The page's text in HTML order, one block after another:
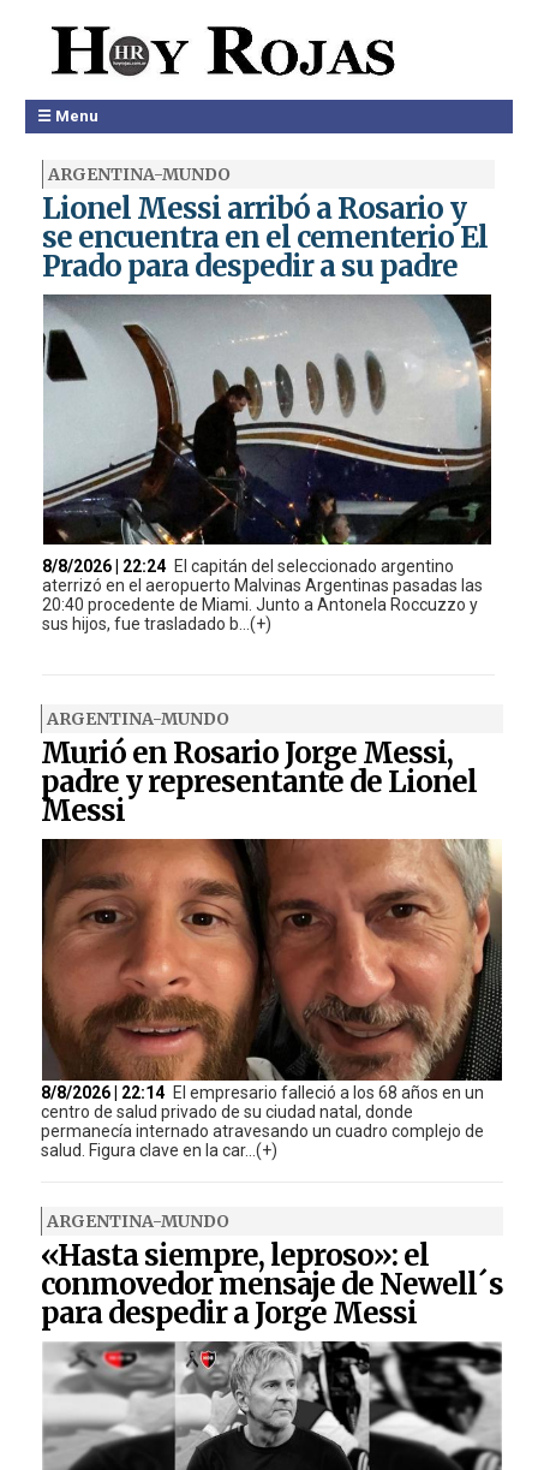
☰ Menu
ARGENTINA-MUNDO
Lionel Messi arribó a Rosario y
se encuentra en el cementerio El
Prado para despedir a su padre
8/8/2026 | 22:24 El capitán del seleccionado argentino
aterrizó en el aeropuerto Malvinas Argentinas pasadas las
20:40 procedente de Miami. Junto a Antonela Roccuzzo y
sus hijos, fue trasladado b...(+)
ARGENTINA-MUNDO
Murió en Rosario Jorge Messi,
padre y representante de Lionel
Messi
8/8/2026 | 22:14 El empresario falleció a los 68 años en un
centro de salud privado de su ciudad natal, donde
permanecía internado atravesando un cuadro complejo de
salud. Figura clave en la car...(+)
ARGENTINA-MUNDO
«Hasta siempre, leproso»: el
conmovedor mensaje de Newell´s
para despedir a Jorge Messi